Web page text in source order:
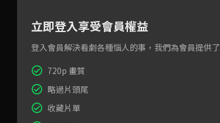
立即登入享受會員權益
登入會員解決看劇各種惱人的事，我們為會員提供了
720p 畫質
略過片頭尾
收藏片單